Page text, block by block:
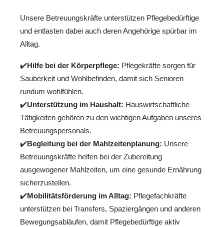
Unsere Betreuungskräfte unterstützen Pflegebedürftige
und entlasten dabei auch deren Angehörige spürbar im
Alltag.
✔️Hilfe bei der Körperpflege: Pflegekräfte sorgen für
Sauberkeit und Wohlbefinden, damit sich Senioren
rundum wohlfühlen.
✔️Unterstützung im Haushalt: Hauswirtschaftliche
Tätigkeiten gehören zu den wichtigen Aufgaben unseres
Betreuungspersonals.
✔️Begleitung bei der Mahlzeitenplanung: Unsere
Betreuungskräfte helfen bei der Zubereitung
ausgewogener Mahlzeiten, um eine gesunde Ernährung
sicherzustellen.
✔️Mobilitätsförderung im Alltag: Pflegefachkräfte
unterstützen bei Transfers, Spaziergängen und anderen
Bewegungsabläufen, damit Pflegebedürftige aktiv